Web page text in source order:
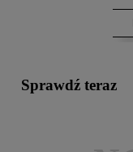
Sprawdź teraz